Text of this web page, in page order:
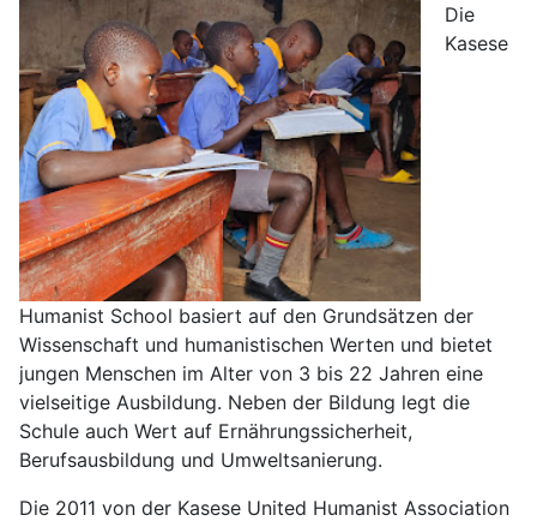
Die
Kasese
Humanist School basiert auf den Grundsätzen der
Wissenschaft und humanistischen Werten und bietet
jungen Menschen im Alter von 3 bis 22 Jahren eine
vielseitige Ausbildung. Neben der Bildung legt die
Schule auch Wert auf Ernährungssicherheit,
Berufsausbildung und Umweltsanierung.
Die 2011 von der Kasese United Humanist Association